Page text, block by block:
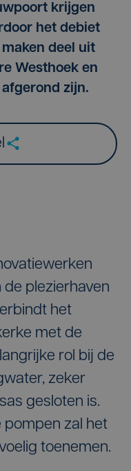
krijgen
het debiet
deel uit
Westhoek en
zijn.
plezierhaven
het
met de
rol bij de
zeker
gesloten is.
pompen zal het
toenemen.